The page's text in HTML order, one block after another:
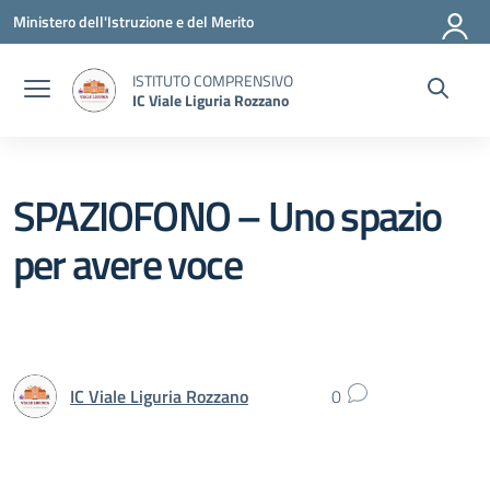
Vai ai contenuti
Vai al menu di navigazione
Vai al footer
Ministero dell'Istruzione e del Merito
ISTITUTO COMPRENSIVO
IC Viale Liguria Rozzano
SPAZIOFONO – Uno spazio
per avere voce
IC Viale Liguria Rozzano 0